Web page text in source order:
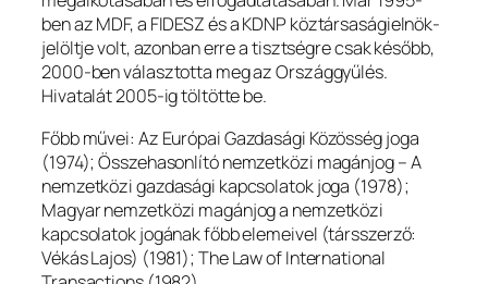
ben az MDF, a FIDESZ és a KDNP köztársaságielnök-
jelöltje volt, azonban erre a tisztségre csak később,
2000-ben választotta meg az Országgyűlés.
Hivatalát 2005-ig töltötte be.
Főbb művei: Az Európai Gazdasági Közösség joga
(1974);Összehasonlító nemzetközi magánjog – A
nemzetközi gazdasági kapcsolatok joga (1978);
Magyar nemzetközi magánjog a nemzetközi
kapcsolatok jogának főbb elemeivel (társszerző:
Vékás Lajos) (1981); The Law of International